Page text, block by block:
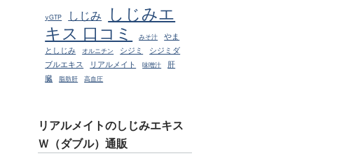
γGTP しじみ
しじみエ
キス 口コミ
みそ汁
やま
としじみ
オルニチン シジミ
シジミダ
ブルエキス
リアルメイト 味噌汁
肝
臓
脂肪肝 高血圧
リアルメイトのしじみエキス
Ｗ（ダブル）通販